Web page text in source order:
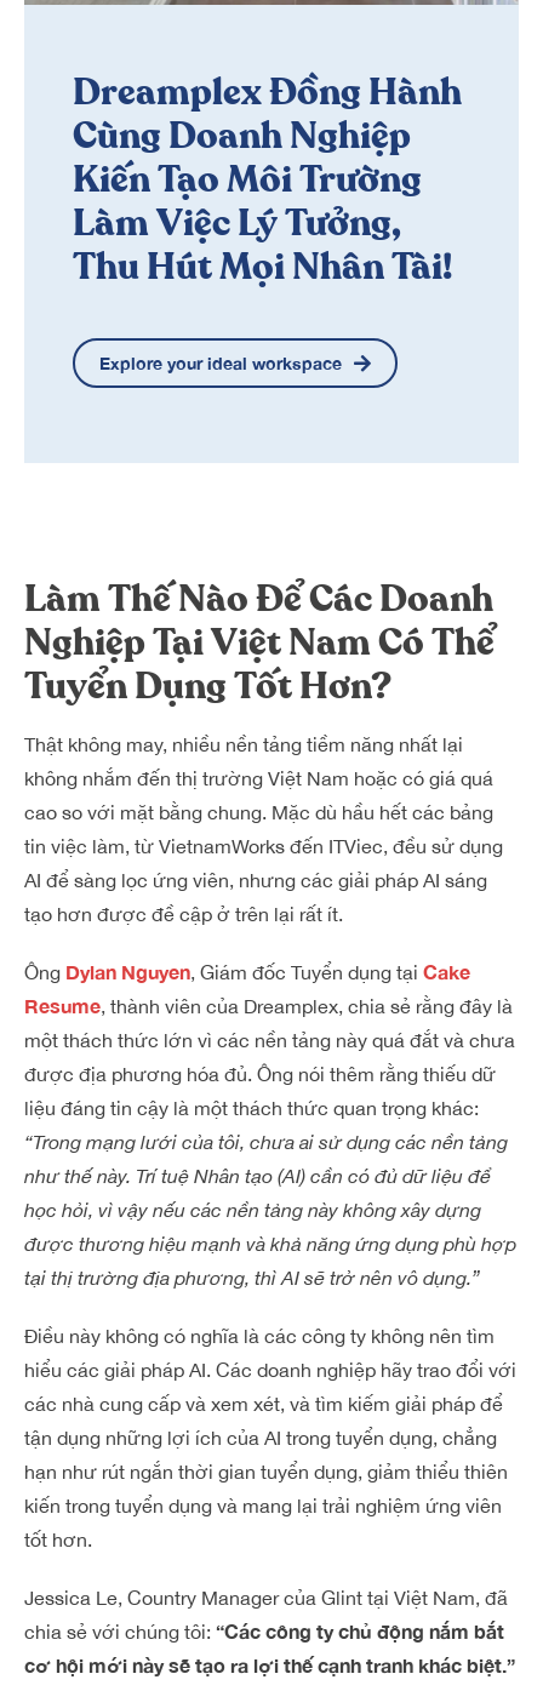
Dreamplex Đồng Hành
Cùng Doanh Nghiệp
Kiến Tạo Môi Trường
Làm Việc Lý Tưởng,
Thu Hút Mọi Nhân Tài!
Explore your ideal workspace
Làm Thế Nào Để Các Doanh
Nghiệp Tại Việt Nam Có Thể
Tuyển Dụng Tốt Hơn?
Thật không may, nhiều nền tảng tiềm năng nhất lại
không nhắm đến thị trường Việt Nam hoặc có giá quá
cao so với mặt bằng chung. Mặc dù hầu hết các bảng
tin việc làm, từ VietnamWorks đến ITViec, đều sử dụng
AI để sàng lọc ứng viên, nhưng các giải pháp AI sáng
tạo hơn được đề cập ở trên lại rất ít.
Ông Dylan Nguyen, Giám đốc Tuyển dụng tại Cake
Resume, thành viên của Dreamplex, chia sẻ rằng đây là
một thách thức lớn vì các nền tảng này quá đắt và chưa
được địa phương hóa đủ. Ông nói thêm rằng thiếu dữ
liệu đáng tin cậy là một thách thức quan trọng khác:
“Trong mạng lưới của tôi, chưa ai sử dụng các nền tảng
như thế này. Trí tuệ Nhân tạo (AI) cần có đủ dữ liệu để
học hỏi, vì vậy nếu các nền tảng này không xây dựng
được thương hiệu mạnh và khả năng ứng dụng phù hợp
tại thị trường địa phương, thì AI sẽ trở nên vô dụng.”
Điều này không có nghĩa là các công ty không nên tìm
hiểu các giải pháp AI. Các doanh nghiệp hãy trao đổi với
các nhà cung cấp và xem xét, và tìm kiếm giải pháp để
tận dụng những lợi ích của AI trong tuyển dụng, chẳng
hạn như rút ngắn thời gian tuyển dụng, giảm thiểu thiên
kiến ​​trong tuyển dụng và mang lại trải nghiệm ứng viên
tốt hơn.
Jessica Le, Country Manager của Glint tại Việt Nam, đã
chia sẻ với chúng tôi: “Các công ty chủ động nắm bắt
cơ hội mới này sẽ tạo ra lợi thế cạnh tranh khác biệt.”